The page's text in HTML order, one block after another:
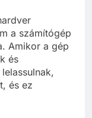
a számítógép
Amikor a gép
és
és ez